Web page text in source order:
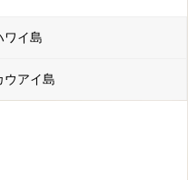
ワイ島
ウアイ島